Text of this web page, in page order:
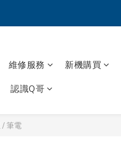
維修服務 新機購買
認識Q哥
/筆電